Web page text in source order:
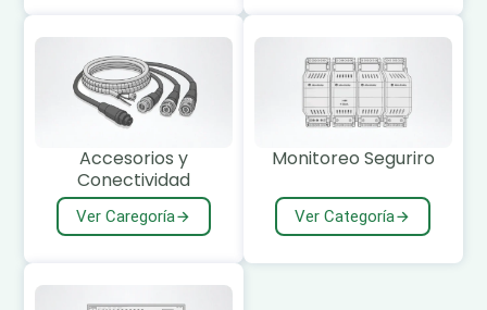
Accesorios y
Conectividad
Ver Caregoría
Monitoreo Seguriro
Ver Categoría